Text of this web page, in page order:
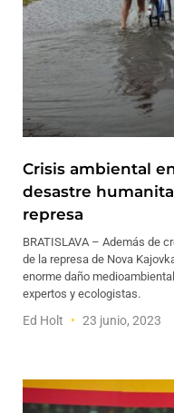
Crisis ambiental
desastre
represa
BRATISLAVA – Además de
de la represa de Nova
enorme daño
expertos y ecologistas.
Ed Holt 23 junio, 2023